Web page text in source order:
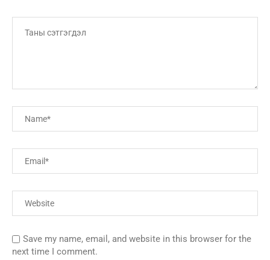
Save my name, email, and website in this browser for the
next time I comment.